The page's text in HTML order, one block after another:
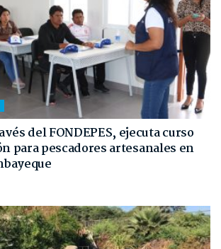
del FONDEPES, ejecuta curso
para pescadores artesanales en